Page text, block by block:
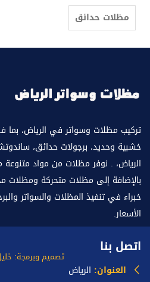
مظلات حدائق
تركيب مظلات وسواتر في الرياض، بما
خشبية وحديد، برجولات حدائق،
الرياض، . نوفر مظلات من مواد متنوعة
بالإضافة إلى مظلات متحركة ومظلات
خبراء في تنفيذ المظلات والسواتر
الأسعار.
اتصل بنا
العنوان: الرياض
تصميم وبرمجة: